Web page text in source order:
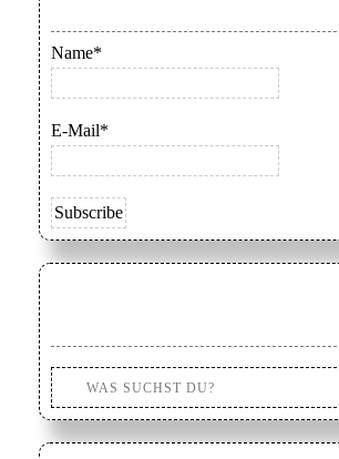
Name*
E-Mail*